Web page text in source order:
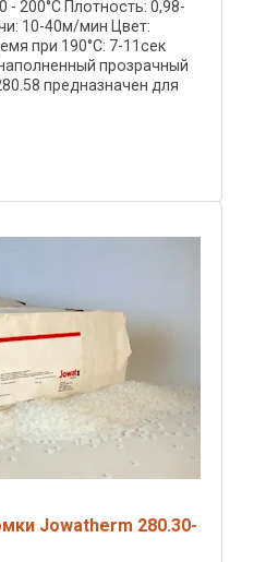
- 200°C Плотность: 0,98-
10-40м/мин Цвет:
при 190°C: 7-11сек
прозрачный
предназначен для
Jowatherm 280.30-